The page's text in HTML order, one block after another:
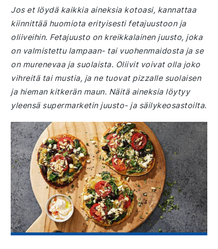
Jos et löydä kaikkia aineksia kotoasi, kannattaa
kiinnittää huomiota erityisesti fetajuustoon ja
oliiveihin. Fetajuusto on kreikkalainen juusto, joka
on valmistettu lampaan- tai vuohenmaidosta ja se
on murenevaa ja suolaista. Oliivit voivat olla joko
vihreitä tai mustia, ja ne tuovat pizzalle suolaisen
ja hieman kitkerän maun. Näitä aineksia löytyy
yleensä supermarketin juusto- ja säilykeosastoilta.